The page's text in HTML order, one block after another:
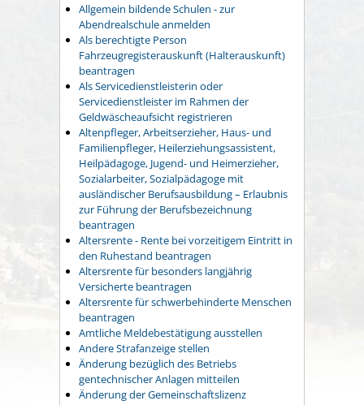
Allgemein bildende Schulen - zur
Abendrealschule anmelden
Als berechtigte Person
Fahrzeugregisterauskunft (Halterauskunft)
beantragen
Als Servicedienstleisterin oder
Servicedienstleister im Rahmen der
Geldwäscheaufsicht registrieren
Altenpfleger, Arbeitserzieher, Haus- und
Familienpfleger, Heilerziehungsassistent,
Heilpädagoge, Jugend- und Heimerzieher,
Sozialarbeiter, Sozialpädagoge mit
ausländischer Berufsausbildung – Erlaubnis
zur Führung der Berufsbezeichnung
beantragen
Altersrente - Rente bei vorzeitigem Eintritt in
den Ruhestand beantragen
Altersrente für besonders langjährig
Versicherte beantragen
Altersrente für schwerbehinderte Menschen
beantragen
Amtliche Meldebestätigung ausstellen
Andere Strafanzeige stellen
Änderung bezüglich des Betriebs
gentechnischer Anlagen mitteilen
Änderung der Gemeinschaftslizenz